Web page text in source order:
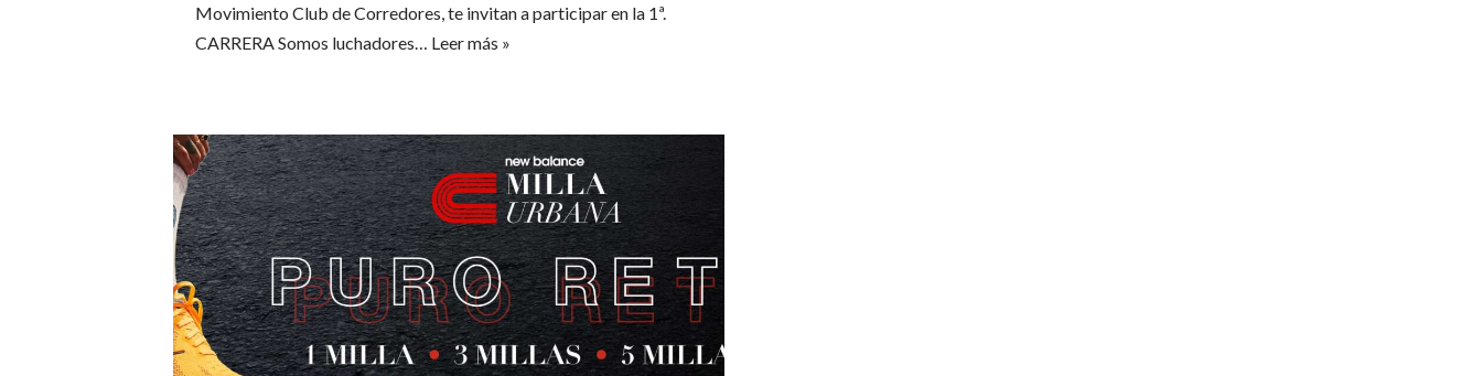
Movimiento Club de Corredores, te invitan a participar en la 1ª.
CARRERA Somos luchadores… Leer más »